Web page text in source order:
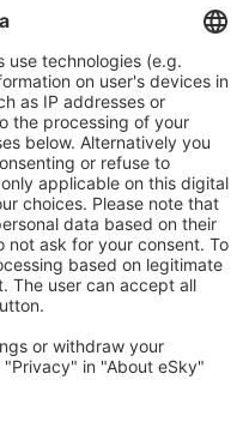
bin Abdulaziz (YNB)